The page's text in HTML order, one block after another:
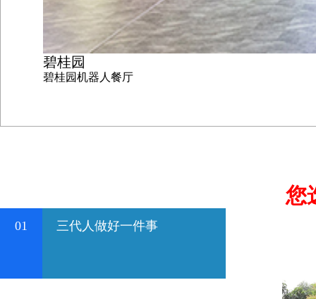
碧桂园
碧桂园机器人餐厅
您
01 三代人做好一件事